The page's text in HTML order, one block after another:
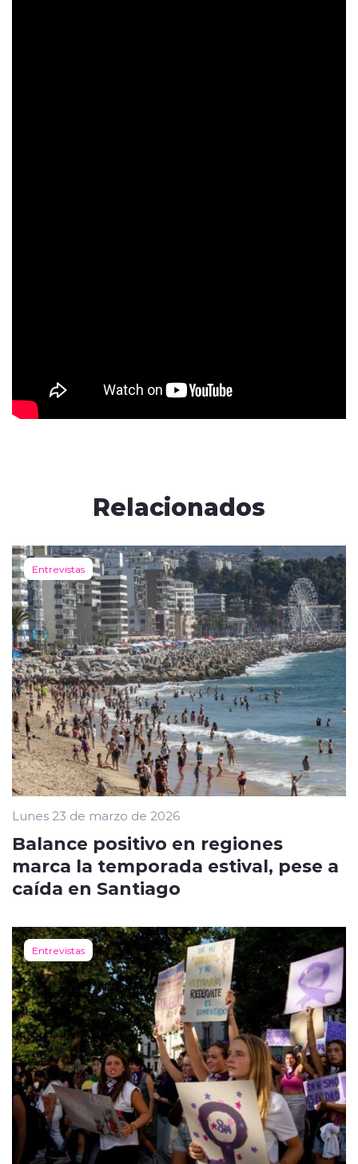
Relacionados
Entrevistas
Lunes 23 de marzo de 2026
Balance positivo en regiones
marca la temporada estival, pese a
caída en Santiago
Entrevistas